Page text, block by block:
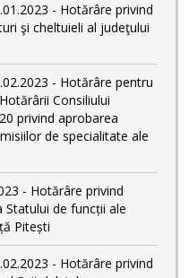
- Hotărâre privind
şi cheltuieli al judeţului
- Hotărâre pentru
Consiliului
privind aprobarea
de specialitate ale
- Hotărâre privind
Statului de funcții ale
Pitești
- Hotărâre privind